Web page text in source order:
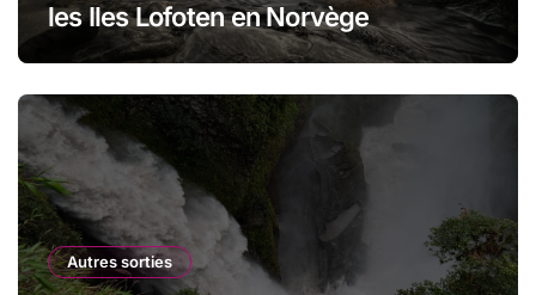
les Iles Lofoten en Norvège
Autres sorties